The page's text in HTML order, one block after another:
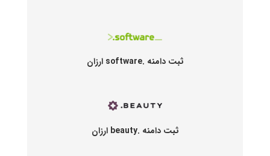
ثبت دامنه .software ارزان
ثبت دامنه .beauty ارزان